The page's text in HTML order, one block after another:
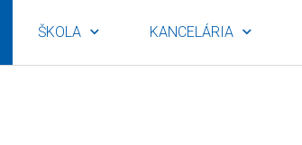
ŠKOLA KANCELÁRIA